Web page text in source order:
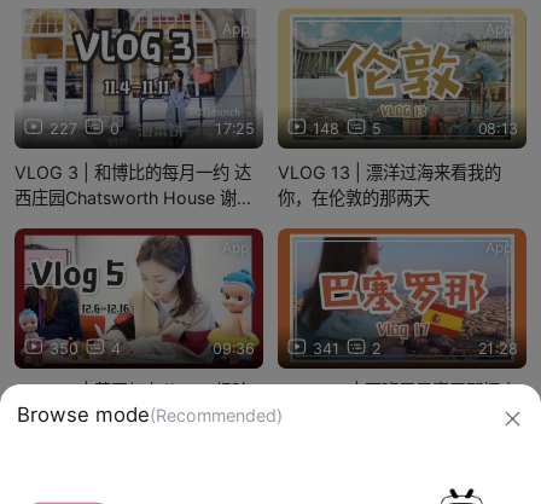
227 0 17:25
App
VLOG 3 | 和博比的每月一约 达
西庄园Chatsworth House 谢菲
148 5 08:13
App
VLOG 13 | 漂洋过海来看我的
你，在伦敦的那两天
350 4 09:36
App
VLOG 5 | 英国打九价HPV经验
分享 疯狂自习写作业 回国行李打
341 2 21:28
App
VLOG 17 | 西班牙巴塞罗那抨击
心灵的完美旅行 一个想二刷三刷
Browse mode(Recommended)